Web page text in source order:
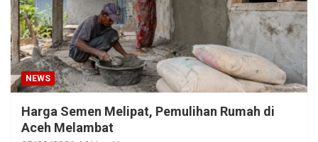
NEWS
Harga Semen Melipat, Pemulihan Rumah di
Aceh Melambat